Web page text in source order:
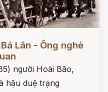
Lân - Ông nghè
người Hoài Bão,
hậu duệ trạng